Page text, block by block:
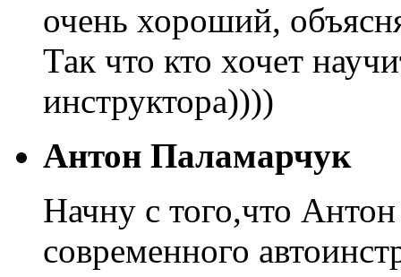
очень хороший,
Так что кто хочет
инструктора))))
Антон Паламарчук
Начну с того,что
современного